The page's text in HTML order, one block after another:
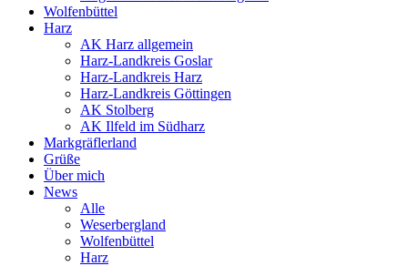
Wolfenbüttel
Harz
AK Harz allgemein
Harz-Landkreis Goslar
Harz-Landkreis Harz
Harz-Landkreis Göttingen
AK Stolberg
AK Ilfeld im Südharz
Markgräflerland
Grüße
Über mich
News
Alle
Weserbergland
Wolfenbüttel
Harz